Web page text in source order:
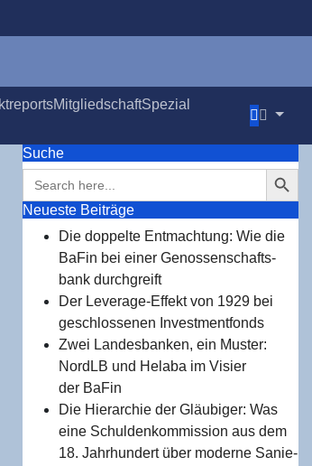
Mit­glied­schaftSpe­zi­al
Suche
Search
for:
Search Button
Neu­es­te Beiträge
Die dop­pel­te Ent­mach­tung: Wie die
BaFin bei einer Genos­sen­schafts­
bank durchgreift
Der Levera­ge-Effekt von 1929 bei
geschlos­se­nen Investmentfonds
Zwei Lan­des­ban­ken, ein Mus­ter:
NordLB und Hela­ba im Visier
der BaFin
Die Hier­ar­chie der Gläu­bi­ger: Was
eine Schul­den­kom­mis­si­on aus dem
18. Jahr­hun­dert über moder­ne Sanie­